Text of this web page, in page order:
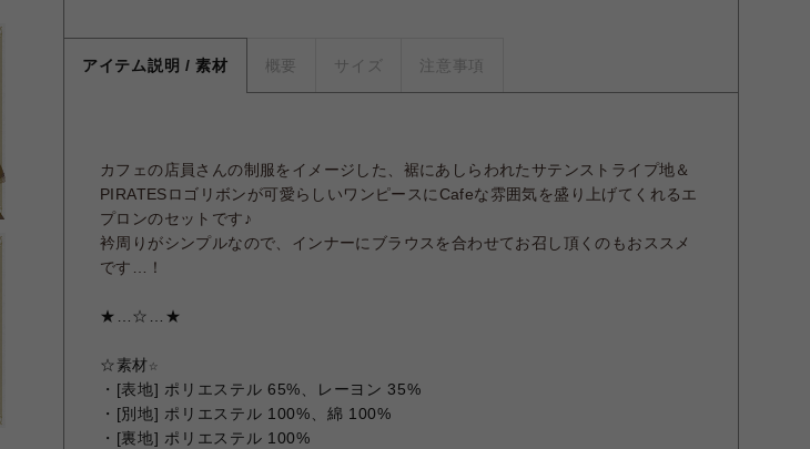
アイテム説明 / 素材 概要 サイズ 注意事項
カフェの店員さんの制服をイメージした、裾にあしらわれたサテンストライプ地＆
PIRATESロゴリボンが可愛らしいワンピースにCafeな雰囲気を盛り上げてくれるエ
プロンのセットです♪
衿周りがシンプルなので、インナーにブラウスを合わせてお召し頂くのもおススメ
です…！
★…☆…★
☆素材☆
・[表地] ポリエステル 65%、レーヨン 35%
・[別地] ポリエステル 100%、綿 100%
・[裏地] ポリエステル 100%